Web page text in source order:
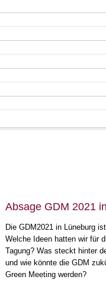
Absage GDM 2021
Die GDM2021 in Lüneburg
Welche Ideen hatten wir für
Tagung? Was steckt hinter
und wie könnte die GDM
Green Meeting werden?